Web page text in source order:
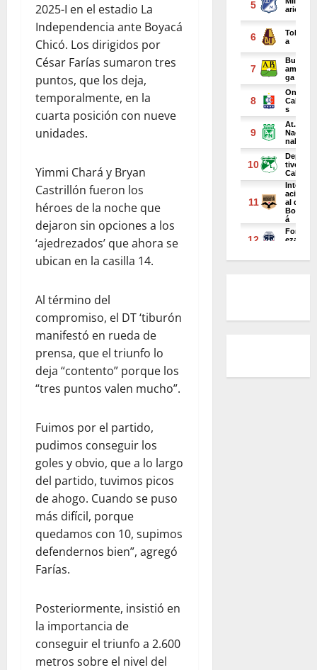
2025-I en el estadio La
Independencia ante Boyacá
Chicó. Los dirigidos por
César Farías sumaron tres
puntos, que los deja,
temporalmente, en la
cuarta posición con nueve
unidades.
Yimmi Chará y Bryan
Castrillón fueron los
héroes de la noche que
dejaron sin opciones a los
‘ajedrezados’ que ahora se
ubican en la casilla 14.
Al término del
compromiso, el DT ‘tiburón
manifestó en rueda de
prensa, que el triunfo lo
deja “contento” porque los
“tres puntos valen mucho”.
Fuimos por el partido,
pudimos conseguir los
goles y obvio, que a lo largo
del partido, tuvimos picos
de ahogo. Cuando se puso
más difícil, porque
quedamos con 10, supimos
defendernos bien”, agregó
Farías.
Posteriormente, insistió en
la importancia de
conseguir el triunfo a 2.600
metros sobre el nivel del